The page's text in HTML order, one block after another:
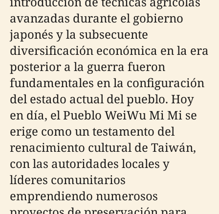
avanzadas durante el gobierno
japonés y la subsecuente
diversificación económica en la era
posterior a la guerra fueron
fundamentales en la configuración
del estado actual del pueblo. Hoy
en día, el Pueblo WeiWu Mi Mi se
erige como un testamento del
renacimiento cultural de Taiwán,
con las autoridades locales y
líderes comunitarios
emprendiendo numerosos